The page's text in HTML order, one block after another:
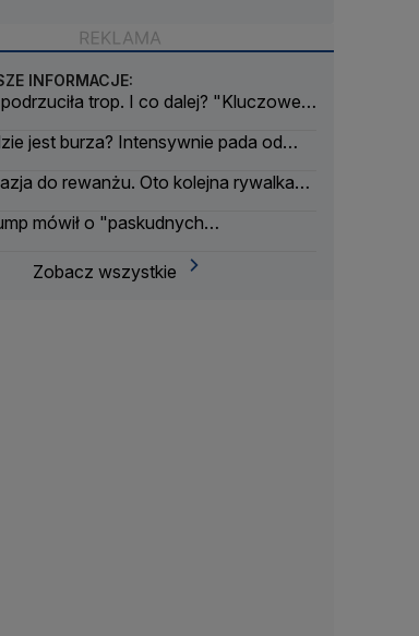
INFORMACJE:
trop. I co dalej? "Kluczowe
decyzji"
jest burza? Intensywnie pada od
do rewanżu. Oto kolejna rywalka
mówił o "paskudnych
Zobacz wszystkie